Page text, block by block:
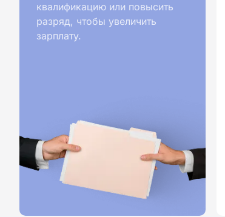
квалификацию или повысить
разряд, чтобы увеличить
зарплату.